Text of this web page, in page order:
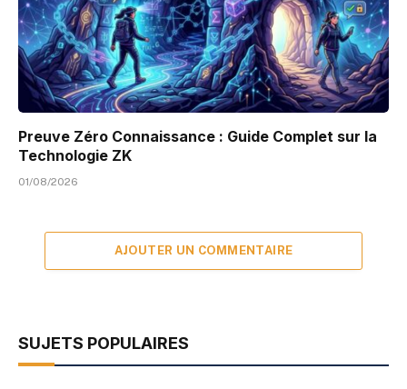
Preuve Zéro Connaissance : Guide Complet sur la
Technologie ZK
01/08/2026
AJOUTER UN COMMENTAIRE
SUJETS POPULAIRES